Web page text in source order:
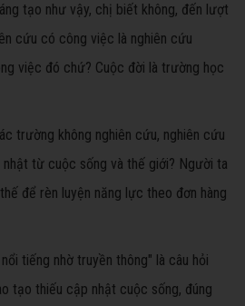
tạo như vậy, chị biết không, đến lượt
cứu có công việc là nghiên cứu
việc đó chứ? Cuộc đời là trường học
trường không nghiên cứu, nghiên cứu
từ cuộc sống và thế giới? Người ta
để rèn luyện năng lực theo đơn hàng
tiếng nhờ truyền thông" là câu hỏi
tạo thiếu cập nhật cuộc sống, đúng